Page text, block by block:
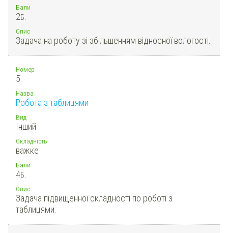
Бали
2Б.
Опис
Задача на роботу зі збільшенням відносної вологості.
Номер
5.
Назва
Робота з таблицями
Вид
Інший
Складність
важке
Бали
4Б.
Опис
Задача підвищенної складності по роботі з
таблицями.